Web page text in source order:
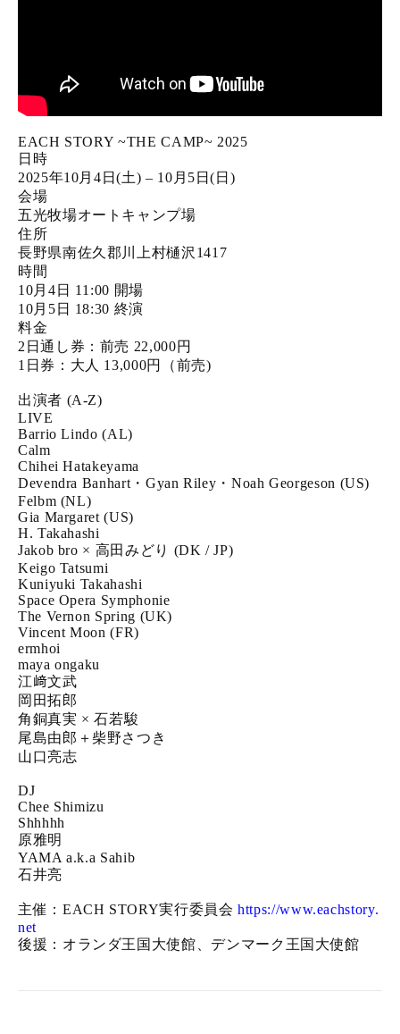
EACH STORY ~THE CAMP~ 2025
日時
2025年10月4日(土) – 10月5日(日)
会場
五光牧場オートキャンプ場
住所
長野県南佐久郡川上村樋沢1417
時間
10月4日 11:00 開場
10月5日 18:30 終演
料金
2日通し券：前売 22,000円
1日券：大人 13,000円（前売)
出演者 (A-Z)
LIVE
Barrio Lindo (AL)
Calm
Chihei Hatakeyama
Devendra Banhart・Gyan Riley・Noah Georgeson (US)
Felbm (NL)
Gia Margaret (US)
H. Takahashi
Jakob bro × 高田みどり (DK / JP)
Keigo Tatsumi
Kuniyuki Takahashi
Space Opera Symphonie
The Vernon Spring (UK)
Vincent Moon (FR)
ermhoi
maya ongaku
江﨑文武
岡田拓郎
角銅真実 × 石若駿
尾島由郎＋柴野さつき
山口亮志
DJ
Chee Shimizu
Shhhhh
原雅明
YAMA a.k.a Sahib
石井亮
主催：EACH STORY実行委員会https://www.eachstory.
net
後援：オランダ王国大使館、デンマーク王国大使館